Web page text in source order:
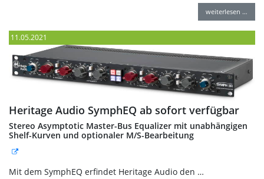
weiterlesen …
11.05.2021
Heritage Audio SymphEQ ab sofort verfügbar
Stereo Asymptotic Master-Bus Equalizer mit unabhängigen
Shelf-Kurven und optionaler M/S-Bearbeitung
Mit dem SymphEQ erfindet Heritage Audio den …